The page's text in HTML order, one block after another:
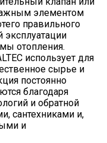
элементом
правильного
отопления.
использует для
сырье и
постоянно
благодаря
и обратной
сантехниками и,
и